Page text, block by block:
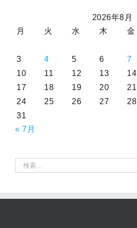
2026年8月
月
火 水 木 金
3
4 5 6 7
10
11 12 13 14
17
18 19 20 21
24
25 26 27 28
31
« 7月
索